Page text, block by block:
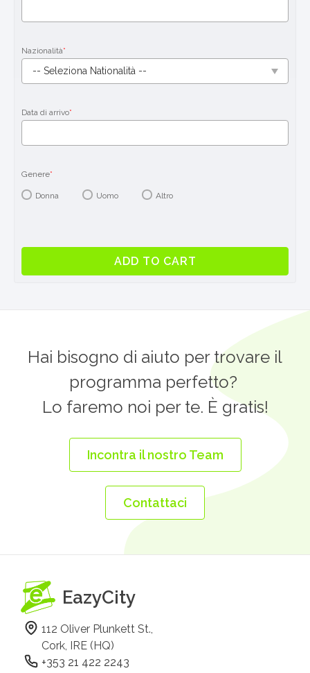
Nazionalità*
Data di arrivo*
Genere*
Donna Uomo Altro
English
ADD TO CART
Hai bisogno di aiuto per trovare il
programma perfetto?
Lo faremo noi per te. È gratis!
Incontra il nostro Team
Contattaci
EazyCity
112 Oliver Plunkett St.,
Cork, IRE (HQ)
+353 21 422 2243